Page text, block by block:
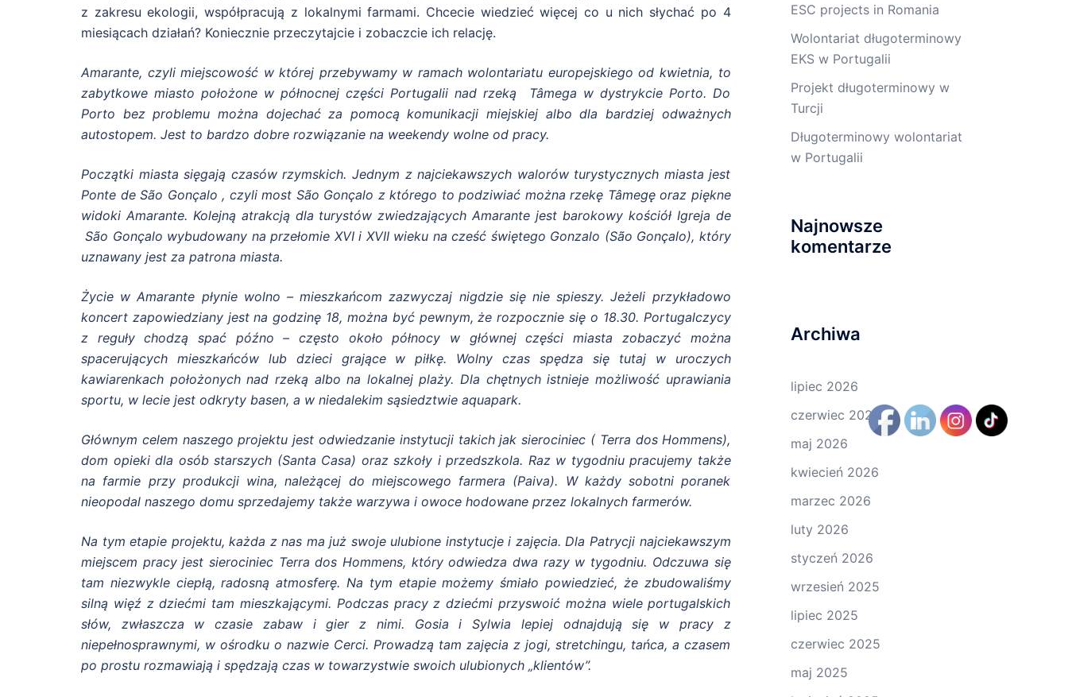
z zakresu ekologii, współpracują z lokalnymi farmami. Chcecie wiedzieć więcej co u nich słychać po 4
miesiącach działań? Koniecznie przeczytajcie i zobaczcie ich relację.
Amarante, czyli miejscowość w której przebywamy w ramach wolontariatu europejskiego od kwietnia, to
zabytkowe miasto położone w północnej części Portugalii nad rzeką Tâmega w dystrykcie Porto. Do
Porto bez problemu można dojechać za pomocą komunikacji miejskiej albo dla bardziej odważnych
autostopem. Jest to bardzo dobre rozwiązanie na weekendy wolne od pracy.
Początki miasta sięgają czasów rzymskich. Jednym z najciekawszych walorów turystycznych miasta jest
Ponte de São Gonçalo , czyli most São Gonçalo z którego to podziwiać można rzekę Tâmegę oraz piękne
widoki Amarante. Kolejną atrakcją dla turystów zwiedzających Amarante jest barokowy kościół Igreja de
São Gonçalo wybudowany na przełomie XVI i XVII wieku na cześć świętego Gonzalo (São Gonçalo), który
uznawany jest za patrona miasta.
Życie w Amarante płynie wolno – mieszkańcom zazwyczaj nigdzie się nie spieszy. Jeżeli przykładowo
koncert zapowiedziany jest na godzinę 18, można być pewnym, że rozpocznie się o 18.30. Portugalczycy
z reguły chodzą spać późno – często około północy w głównej części miasta zobaczyć można
spacerujących mieszkańców lub dzieci grające w piłkę. Wolny czas spędza się tutaj w uroczych
kawiarenkach położonych nad rzeką albo na lokalnej plaży. Dla chętnych istnieje możliwość uprawiania
sportu, w lecie jest odkryty basen, a w niedalekim sąsiedztwie aquapark.
Głównym celem naszego projektu jest odwiedzanie instytucji takich jak sierociniec ( Terra dos Hommens),
dom opieki dla osób starszych (Santa Casa) oraz szkoły i przedszkola. Raz w tygodniu pracujemy także
na farmie przy produkcji wina, należącej do miejscowego farmera (Paiva). W każdy sobotni poranek
nieopodal naszego domu sprzedajemy także warzywa i owoce hodowane przez lokalnych farmerów.
Na tym etapie projektu, każda z nas ma już swoje ulubione instytucje i zajęcia. Dla Patrycji najciekawszym
miejscem pracy jest sierociniec Terra dos Hommens, który odwiedza dwa razy w tygodniu. Odczuwa się
tam niezwykle ciepłą, radosną atmosferę. Na tym etapie możemy śmiało powiedzieć, że zbudowaliśmy
silną więź z dziećmi tam mieszkającymi. Podczas pracy z dziećmi przyswoić można wiele portugalskich
słów, zwłaszcza w czasie zabaw i gier z nimi. Gosia i Sylwia lepiej odnajdują się w pracy z
niepełnosprawnymi, w ośrodku o nazwie Cerci. Prowadzą tam zajęcia z jogi, stretchingu, tańca, a czasem
po prostu rozmawiają i spędzają czas w towarzystwie swoich ulubionych „klientów”.
ESC projects in Romania
Wolontariat długoterminowy
EKS w Portugalii
Projekt długoterminowy w
Turcji
Długoterminowy wolontariat
w Portugalii
Najnowsze
komentarze
Archiwa
lipiec 2026
czerwiec 2026
maj 2026
kwiecień 2026
marzec 2026
luty 2026
styczeń 2026
wrzesień 2025
lipiec 2025
czerwiec 2025
maj 2025